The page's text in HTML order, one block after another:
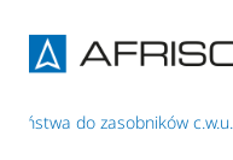
do zasobników